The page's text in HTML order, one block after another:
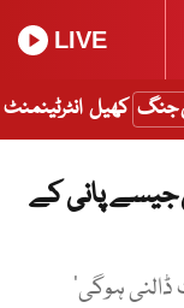
LIVE
جنگ کھیل انٹرٹینمنٹ
جیسے پانی کے
ہوگی‘